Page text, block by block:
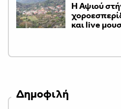
Η Αψιού
και live
Δημοφιλή